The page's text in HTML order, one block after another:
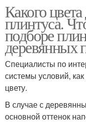
Какого
плинтуса.
подборе
деревянных
Специалисты по
системы условий,
цвету.
В случае с
основной оттенок